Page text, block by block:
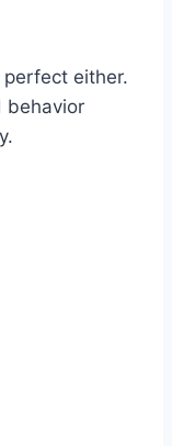
perfect either.
behavior